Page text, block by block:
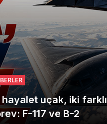
hayalet uçak, iki farklı
F-117 ve B-2